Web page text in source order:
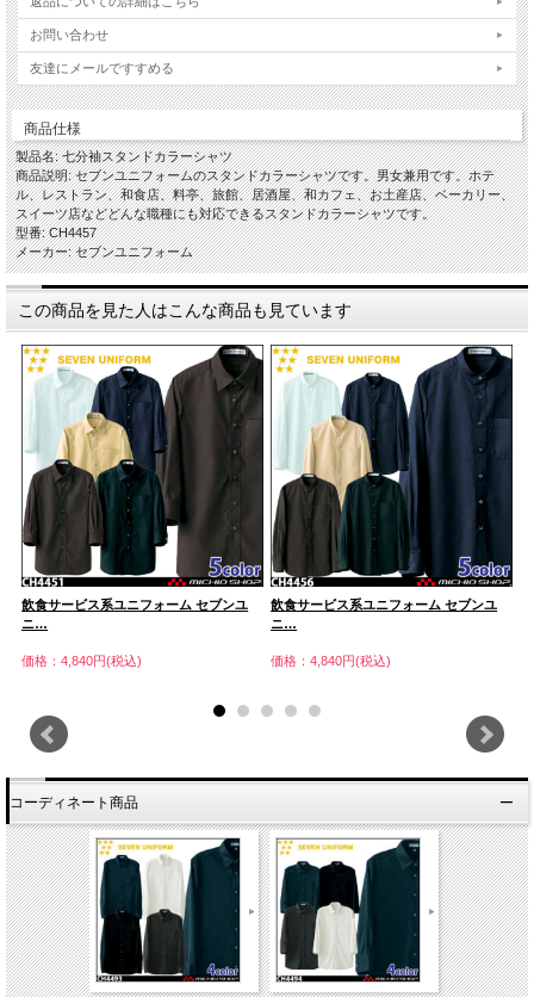
お問い合わせ
友達にメールですすめる
商品仕様
製品名: 七分袖スタンドカラーシャツ
商品説明: セブンユニフォームのスタンドカラーシャツです。男女兼用です。ホテ
ル、レストラン、和食店、料亭、旅館、居酒屋、和カフェ、お土産店、ベーカリー、
スイーツ店などどんな職種にも対応できるスタンドカラーシャツです。
型番: CH4457
メーカー: セブンユニフォーム
この商品を見た人はこんな商品も見ています
飲食サービス系ユニフォーム セブンユ
ニ…
価格：4,840円(税込)
飲食サービス系ユニフォーム セブンユ
ニ…
価格：4,840円(税込)
コーディネート商品